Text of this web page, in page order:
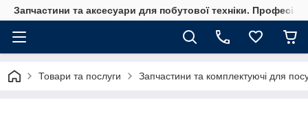
Запчастини та аксесуари для побутової техніки.
Товари та послуги Запчастини та комплектуючі для